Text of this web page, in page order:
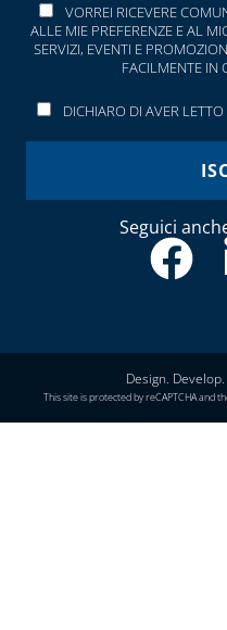
VORREI RICEVERE
ALLE MIE PREFERENZE E AL
SERVIZI, EVENTI E
FACILMENTE IN
DICHIARO DI AVER
Seguici
Design.
This site is protected by reCAPTCHA and